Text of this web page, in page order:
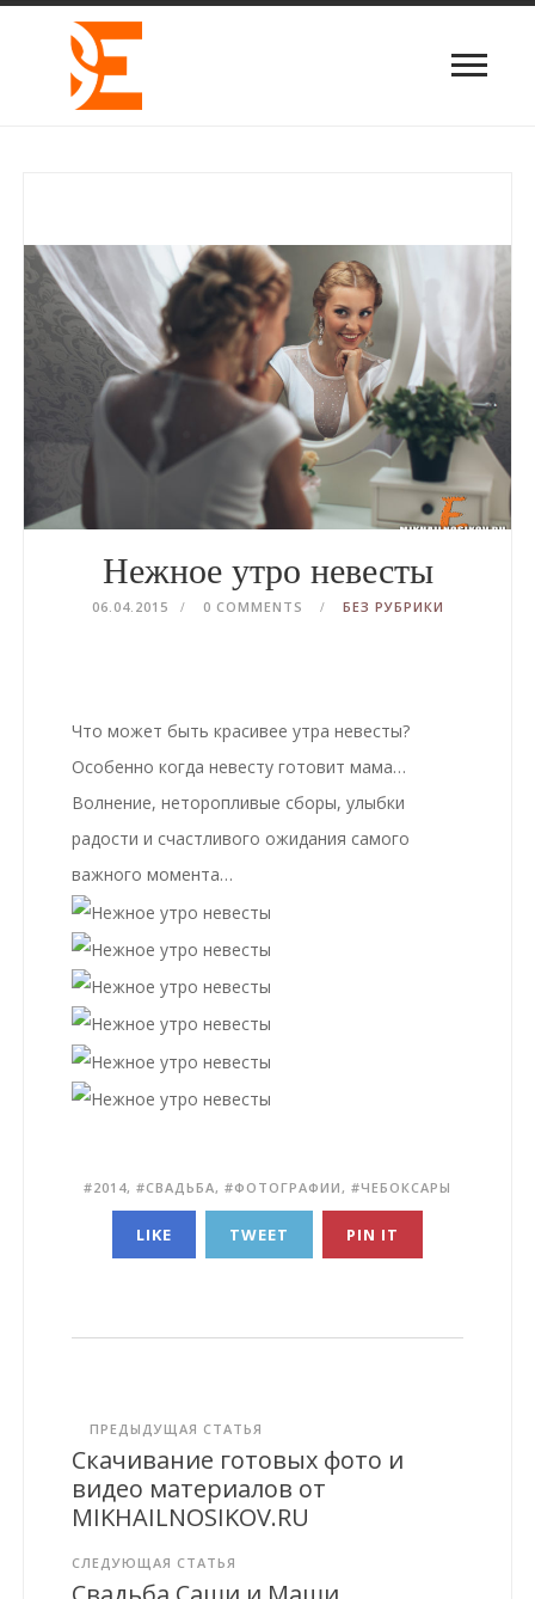
Нежное утро невесты
06.04.2015 0 COMMENTS БЕЗ РУБРИКИ
Что может быть красивее утра невесты?
Особенно когда невесту готовит мама…
Волнение, неторопливые сборы, улыбки
радости и счастливого ожидания самого
важного момента…
2014, СВАДЬБА, ФОТОГРАФИИ , ЧЕБОКСАРЫ
LIKE TWEET PIN IT
ПРЕДЫДУЩАЯ СТАТЬЯ
Скачивание готовых фото и
видео материалов от
MIKHAILNOSIKOV.RU
СЛЕДУЮЩАЯ СТАТЬЯ